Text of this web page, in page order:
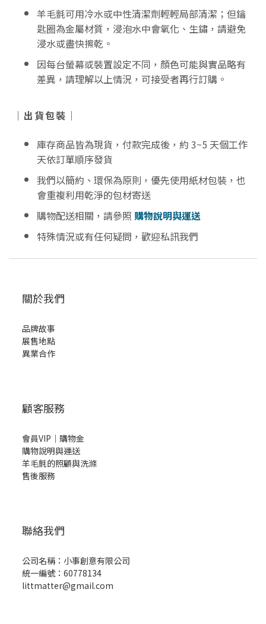
羊毛氈可用冷水或中性清潔劑輕輕局部清潔；但鑰
匙圈為金屬材質，浸泡水中會氧化、生鏽，請避免
浸水或盡快擦乾。
因每台螢幕或裝置設定不同，顏色可能與實品略有
差異，請理解以上情況，可接受者再行訂購。
｜出貨包裝｜
庫存商品皆為現貨，付款完成後，約 3~5 天個工作
天依訂單順序發貨
我們以簡約、環保為原則，優先使用紙材包裝，也
會重複利用乾淨的包材寄送
購物配送相關，請參照 購物說明與運送
特殊情況或有任何疑問，歡迎私訊我們
關於我們
品牌故事
展售地點
異業合作
顧客服務
會員VIP｜購物金
購物說明與運送
羊毛氈的照顧與洗滌
售後服務
聯絡我們
公司名稱：小事創意有限公司
統一編號：60778134
littmatter@gmail.com